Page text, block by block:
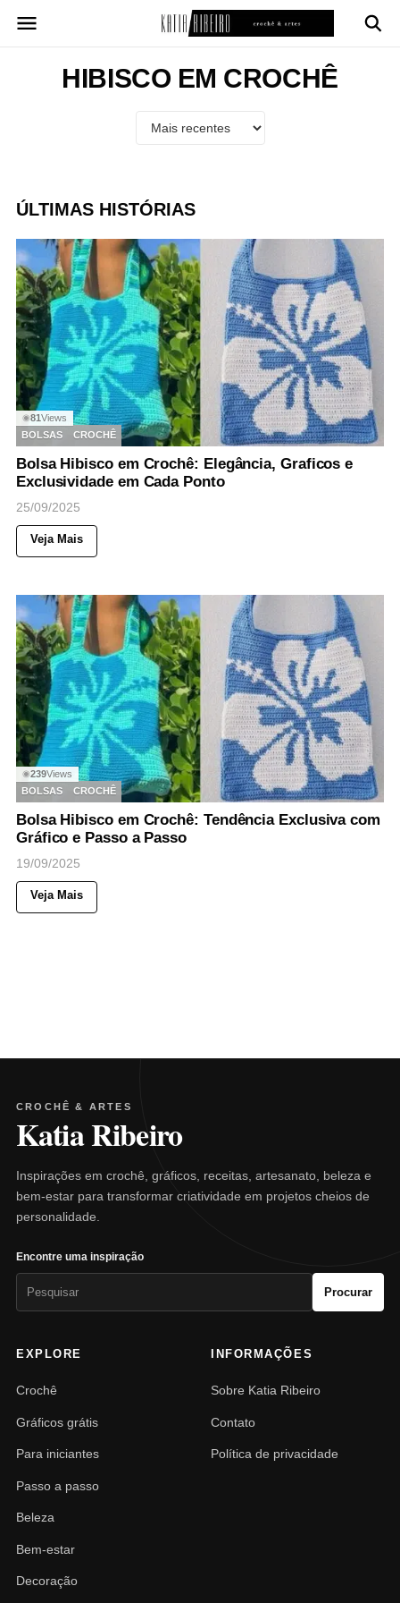
para
HIBISCO EM CROCHÊ
ÚLTIMAS HISTÓRIAS
◉81Views
BOLSAS
CROCHÊ
Bolsa Hibisco em Crochê: Elegância, Graficos e
Exclusividade em Cada Ponto
25/09/2025
Veja Mais
◉239Views
BOLSAS
CROCHÊ
Bolsa Hibisco em Crochê: Tendência Exclusiva com
Gráfico e Passo a Passo
19/09/2025
Veja Mais
CROCHÊ & ARTES
Katia Ribeiro
Inspirações em crochê, gráficos, receitas, artesanato, beleza e
bem-estar para transformar criatividade em projetos cheios de
personalidade.
Encontre uma inspiração
Procurar
EXPLORE
Crochê
Gráficos grátis
Para iniciantes
Passo a passo
Beleza
Bem-estar
Decoração
INFORMAÇÕES
Sobre Katia Ribeiro
Contato
Política de privacidade